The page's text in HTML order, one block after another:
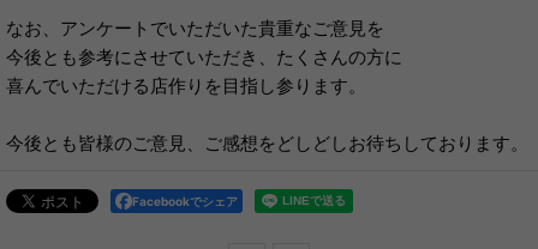
なお、アンケートでいただいた貴重なご意見を
今後とも参考にさせていただき、たくさんの方に
喜んでいただける店作りを目指し参ります。
今後とも皆様のご意見、ご感想をどしどしお待ちしております。
Facebookでシェア